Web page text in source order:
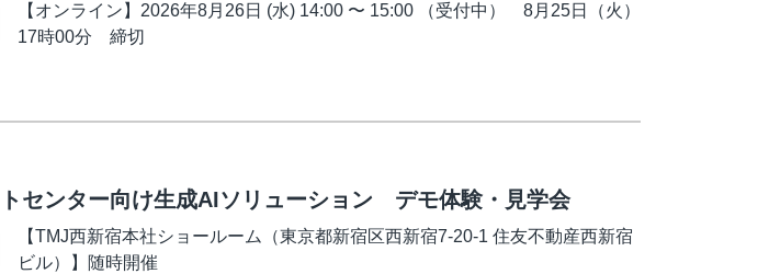
クトセンター
【オンライン】2026年8月26日 (水) 14:00 〜 15:00 （受付中） 8月25日（火）
17時00分 締切
センター向け生成AIソリューション デモ体験・見学会
【TMJ西新宿本社ショールーム（東京都新宿区西新宿7-20-1 住友不動産西新宿
ビル）】随時開催